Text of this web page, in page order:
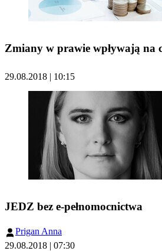
Zmiany w prawie wpływają na
29.08.2018 | 10:15
JEDZ bez e-pełnomocnictwa
Prigan Anna
29.08.2018 | 07:30